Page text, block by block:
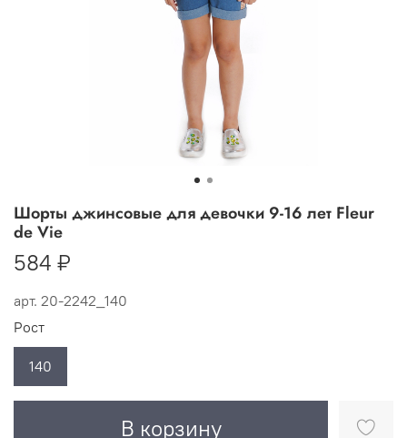
арт. 20-2242_140
Шорты джинсовые для девочки 9-16 лет Fleur
de Vie
584 ₽
В корзину
Рост
140